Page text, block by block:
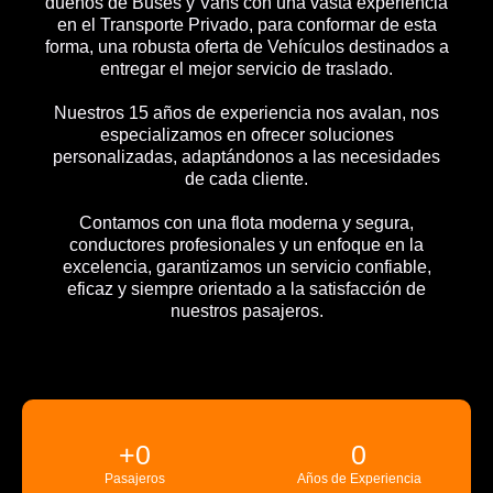
en el Transporte Privado, para conformar de esta
forma, una robusta oferta de Vehículos destinados a
entregar el mejor servicio de traslado.
Nuestros 15 años de experiencia nos avalan, nos
especializamos en ofrecer soluciones
personalizadas, adaptándonos a las necesidades
de cada cliente.
Contamos con una flota moderna y segura,
conductores profesionales y un enfoque en la
excelencia, garantizamos un servicio confiable,
eficaz y siempre orientado a la satisfacción de
nuestros pasajeros.
Pasajeros
+0
Años de Experiencia
0